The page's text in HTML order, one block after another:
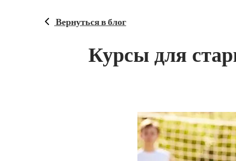
Вернуться в блог
Курсы для